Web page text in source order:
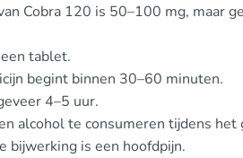
Cobra 120 is 50–100 mg, maar
tablet.
begint binnen 30–60 minuten.
4–5 uur.
alcohol te consumeren tijdens het
bijwerking is een hoofdpijn.